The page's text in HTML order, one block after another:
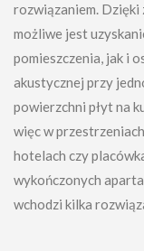
rozwiązaniem. Dzięki
możliwe jest
pomieszczenia, jak i
akustycznej przy
powierzchni płyt na
więc w
hotelach czy
wykończonych
wchodzi kilka